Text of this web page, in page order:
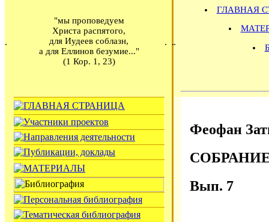
"мы проповедуем
Христа распятого,
для Иудеев соблазн,
а для Еллинов безумие..."
(1 Кор. 1, 23)
ГЛАВНАЯ
Феофан
Вып. 7